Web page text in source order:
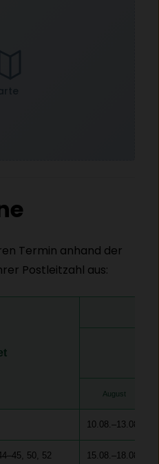
Termin anhand der
Postleitzahl aus:
August
10.08.–13.08.
50, 52 15.08.–18.08.